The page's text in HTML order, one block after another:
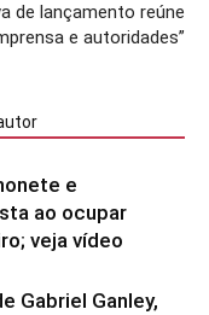
de lançamento reúne
e autoridades”
e
ao ocupar
veja vídeo
Gabriel Ganley,